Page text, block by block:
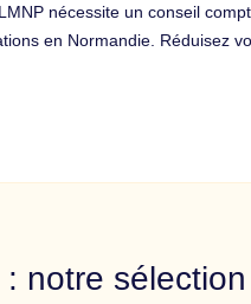
nécessite un conseil
en Normandie. Réduisez
notre sélection